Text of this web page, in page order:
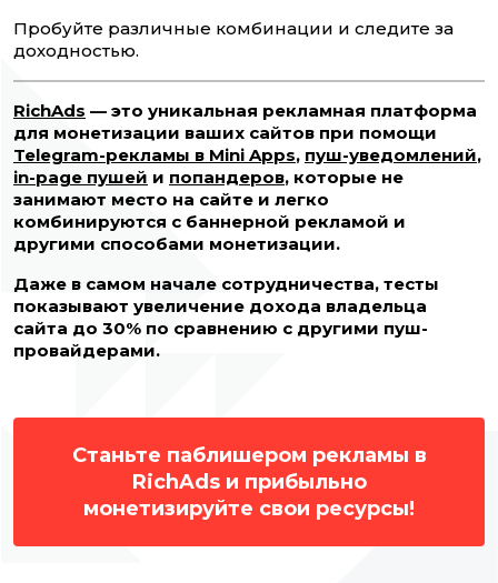
Пробуйте различные комбинации и следите за
доходностью.
RichAds — это уникальная рекламная платформа
для монетизации ваших сайтов при помощи
Telegram-рекламы в Mini Apps, пуш-уведомлений,
in-page пушей и попандеров, которые не
занимают место на сайте и легко
комбинируются с баннерной рекламой и
другими способами монетизации.
Даже в самом начале сотрудничества, тесты
показывают увеличение дохода владельца
сайта до 30% по сравнению с другими пуш-
провайдерами.
Станьте паблишером рекламы в
RichAds и прибыльно
монетизируйте свои ресурсы!